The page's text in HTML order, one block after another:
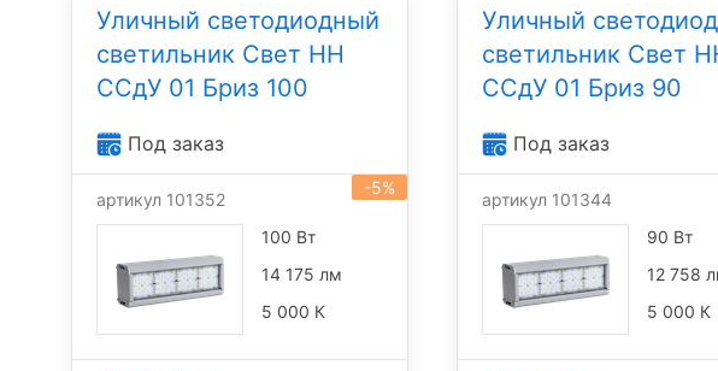
Уличный светодиодный
светильник Свет НН
ССдУ 01 Бриз 100
Под заказ
-5%
артикул 101352
100 Вт
14 175 лм
5 000 К
Уличный
светильник Свет
ССдУ 01 Бриз 90
Под заказ
артикул 101344
90 Вт
12 758
5 000 К